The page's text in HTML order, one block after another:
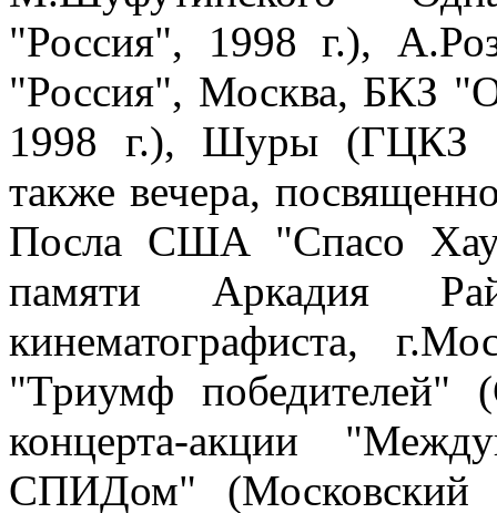
"Россия", 1998 г.),
"Россия", Москва, БКЗ
1998 г.), Шуры (ГЦКЗ
также вечера,
Посла США "Спасо
памяти Аркадия
кинематографиста,
"Триумф
концерта-акции
СПИДом" (Московский